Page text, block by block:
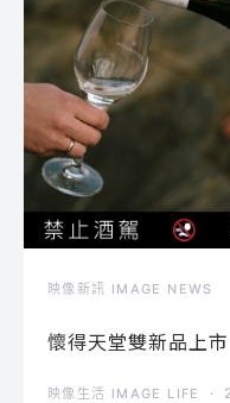
映像新訊 IMAGE NEWS
懷得天堂雙新品上
映像生活 IMAGE LIFE